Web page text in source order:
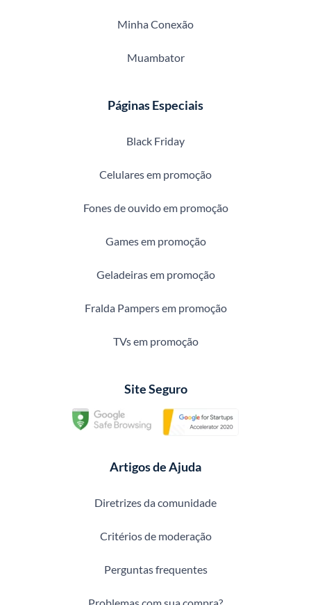
Minha Conexão
Muambator
Páginas Especiais
Black Friday
Celulares em promoção
Fones de ouvido em promoção
Games em promoção
Geladeiras em promoção
Fralda Pampers em promoção
TVs em promoção
Site Seguro
Artigos de Ajuda
Diretrizes da comunidade
Critérios de moderação
Perguntas frequentes